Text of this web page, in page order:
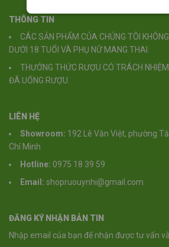
THÔNG TIN
CÁC SẢN PHẨM CỦA CHÚNG TÔI
DƯỚI 18 TUỔI VÀ PHỤ NỮ MANG THAI.
THƯỞNG THỨC RƯỢU CÓ TRÁCH NHIỆM
ĐÃ UỐNG RƯỢU.
LIÊN HỆ
Showroom: 192 Lê Văn Việt, phường
Chí Minh
Hotline: 0975 18 39 59
Email: shopruouynhi@gmail.com
ĐĂNG KÝ NHẬN BẢN TIN
Nhập email của bạn để nhận được tư vấn